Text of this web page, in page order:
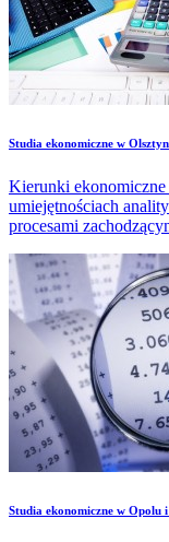
Studia ekonomiczne w
Kierunki ekonomiczne
umiejętnościach
procesami
Studia ekonomiczne w Opolu